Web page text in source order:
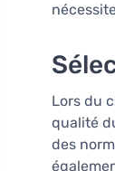
Lors du
qualité
des